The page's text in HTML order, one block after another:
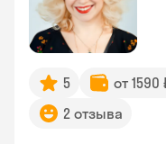
5 от
2 отзыва